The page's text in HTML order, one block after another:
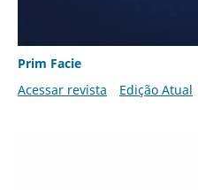
Prim Facie
Acessar revista
Edição Atual